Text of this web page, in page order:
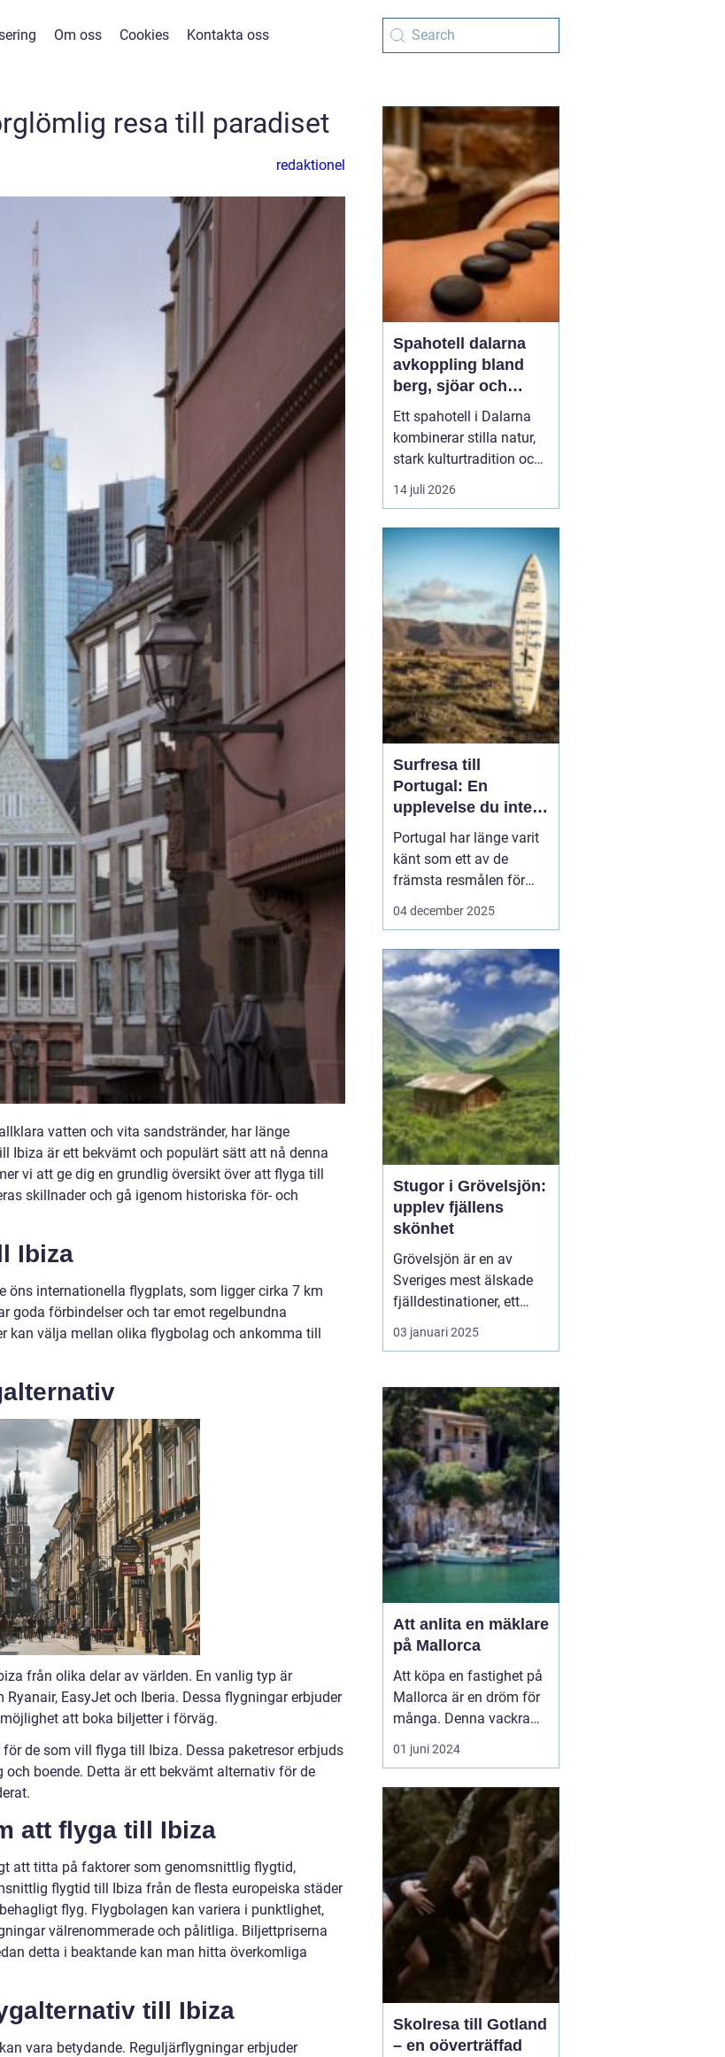
Om oss Cookies Kontakta oss
resa till paradiset
redaktionel
vatten och vita sandstränder, har länge
Ibiza är ett bekvämt och populärt sätt att nå denna
vi att ge dig en grundlig översikt över att flyga till
skillnader och gå igenom historiska för- och
Ibiza
öns internationella flygplats, som ligger cirka 7 km
goda förbindelser och tar emot regelbundna
kan välja mellan olika flygbolag och ankomma till
från olika delar av världen. En vanlig typ är
EasyJet och Iberia. Dessa flygningar erbjuder
att boka biljetter i förväg.
de som vill flyga till Ibiza. Dessa paketresor erbjuds
boende. Detta är ett bekvämt alternativ för de
att flyga till Ibiza
att titta på faktorer som genomsnittlig flygtid,
flygtid till Ibiza från de flesta europeiska städer
flyg. Flygbolagen kan variera i punktlighet,
välrenommerade och pålitliga. Biljettpriserna
detta i beaktande kan man hitta överkomliga
till Ibiza
vara betydande. Reguljärflygningar erbjuder
Spahotell dalarna
avkoppling bland
berg, sjöar och
historia
Ett spahotell i Dalarna
kombinerar stilla natur,
stark kulturtradition och
omtänksam service.
Många som reser hit
varmt bad. De vill andas
ut, sova gott, äta
vällagad mat och
samtidigt känna en
tydlig känsla av plats
doften av ...
14 juli 2026
Surfresa till
Portugal: En
upplevelse du inte
vill missa
Portugal har länge varit
känt som ett av de
främsta resmålen för
surfentusiaster. Landets
klimat och en
avslappnad atmosfär,
vilket gör det till en
idealisk ...
04 december 2025
Stugor i Grövelsjön:
upplev fjällens
skönhet
Grövelsjön är en av
Sveriges mest älskade
fjälldestinationer, ett
område som lockar
besökare året runt tack
skönhet och sitt breda
utbud av
friluftsaktiviteter. Med
sin rogivande och s...
03 januari 2025
Att anlita en mäklare
på Mallorca
Att köpa en fastighet på
Mallorca är en dröm för
många. Denna vackra
medelhavsö erbjuder ett
fantastiskt klimat,
och en rik kultur. För att
navigera den lokala
fastighetsmarknaden p...
01 juni 2024
Skolresa till Gotland
– en oöverträffad